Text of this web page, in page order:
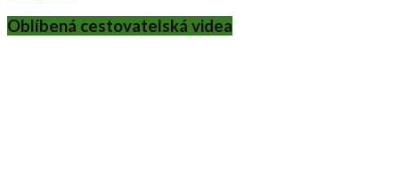
Oblíbená cestovatelská videa